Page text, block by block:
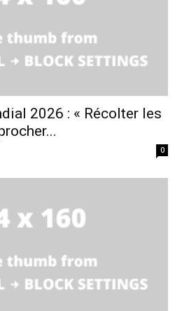
2026 : « Récolter les
0